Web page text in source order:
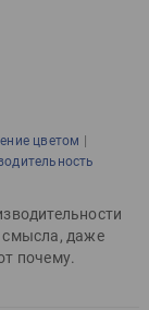
цветом |
смысла, даже
почему.